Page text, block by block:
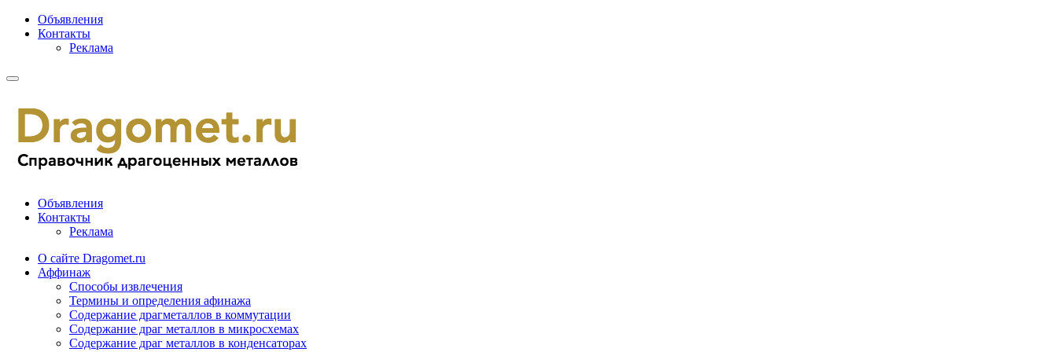
Объявления
Контакты
Реклама
Объявления
Контакты
Реклама
О сайте Dragomet.ru
Аффинаж
Способы извлечения
Термины и определения афинажа
Содержание драгметаллов в коммутации
Содержание драг металлов в микросхемах
Содержание драг металлов в конденсаторах